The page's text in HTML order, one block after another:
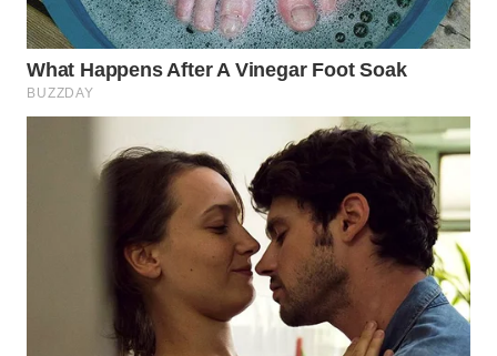
ADVOKAT
WAHANA
INFRASTRUKTUR
WAHANA
KONSUMEN